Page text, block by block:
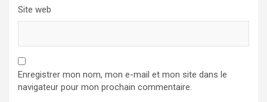
Site web
Enregistrer mon nom, mon e-mail et mon site dans le
navigateur pour mon prochain commentaire.